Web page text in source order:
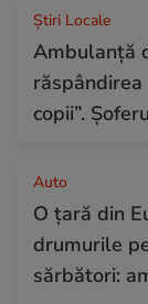
Știri Locale
Ambulanță
răspândirea
copii”.
Auto
O țară din
drumurile
sărbători: